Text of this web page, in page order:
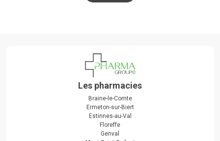
Les pharmacies
Braine-le-Comte
Ermeton-sur-Biert
Estinnes-au-Val
Floreffe
Genval